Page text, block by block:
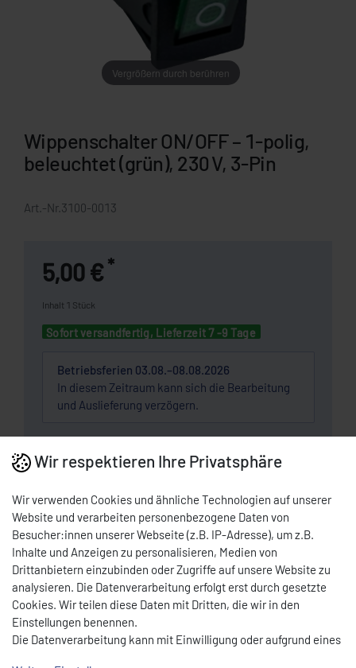
Vergrößern durch berühren
Wippenschalter ON/OFF – 1-polig,
beleuchtet (grün), 230 V, 3-Pin
Art.-Nr. 3100-0013
5,00 €*
Inhalt 1 Stück
Sofort versandfertig, Lieferzeit 7 -9 Tage
Betriebsferien 03.08.–08.08.2026
In diesem Zeitraum kann sich die Bearbeitung
und Auslieferung verzögern.
* Nettopreis | Bruttopreis inkl. 19% MwSt.: 5,95 EUR, zzgl.Versandkosten
DOWNLOAD PDF
BESCHREIBUNG
GrünerEin/Aus-Wippenschalter (ON/OFF)mit
integrierter
Beleuchtung
Wir respektieren Ihre Privatsphäre
Wir verwenden Cookies und ähnliche Technologien auf unserer
Website und verarbeiten personenbezogene Daten von
Besucher:innen unserer Webseite (z.B. IP-Adresse), um z.B.
Inhalte und Anzeigen zu personalisieren, Medien von
Drittanbietern einzubinden oder Zugriffe auf unsere Website zu
analysieren. Die Datenverarbeitung erfolgt erst durch gesetzte
Cookies. Wir teilen diese Daten mit Dritten, die wir in den
Einstellungen benennen.
Die Datenverarbeitung kann mit Einwilligung oder aufgrund eines